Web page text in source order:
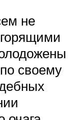
не
своему